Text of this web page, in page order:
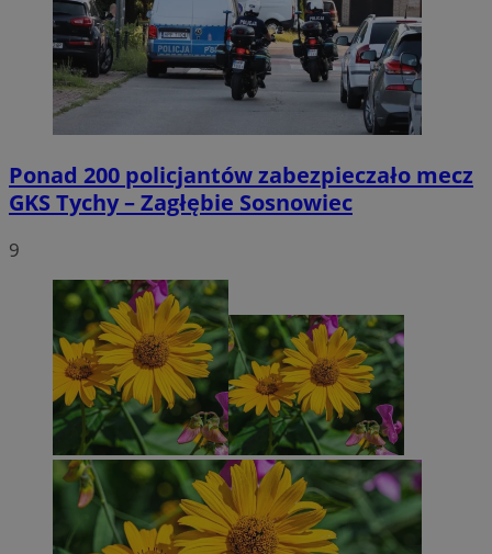
Ponad 200 policjantów zabezpieczało mecz
GKS Tychy – Zagłębie Sosnowiec
9